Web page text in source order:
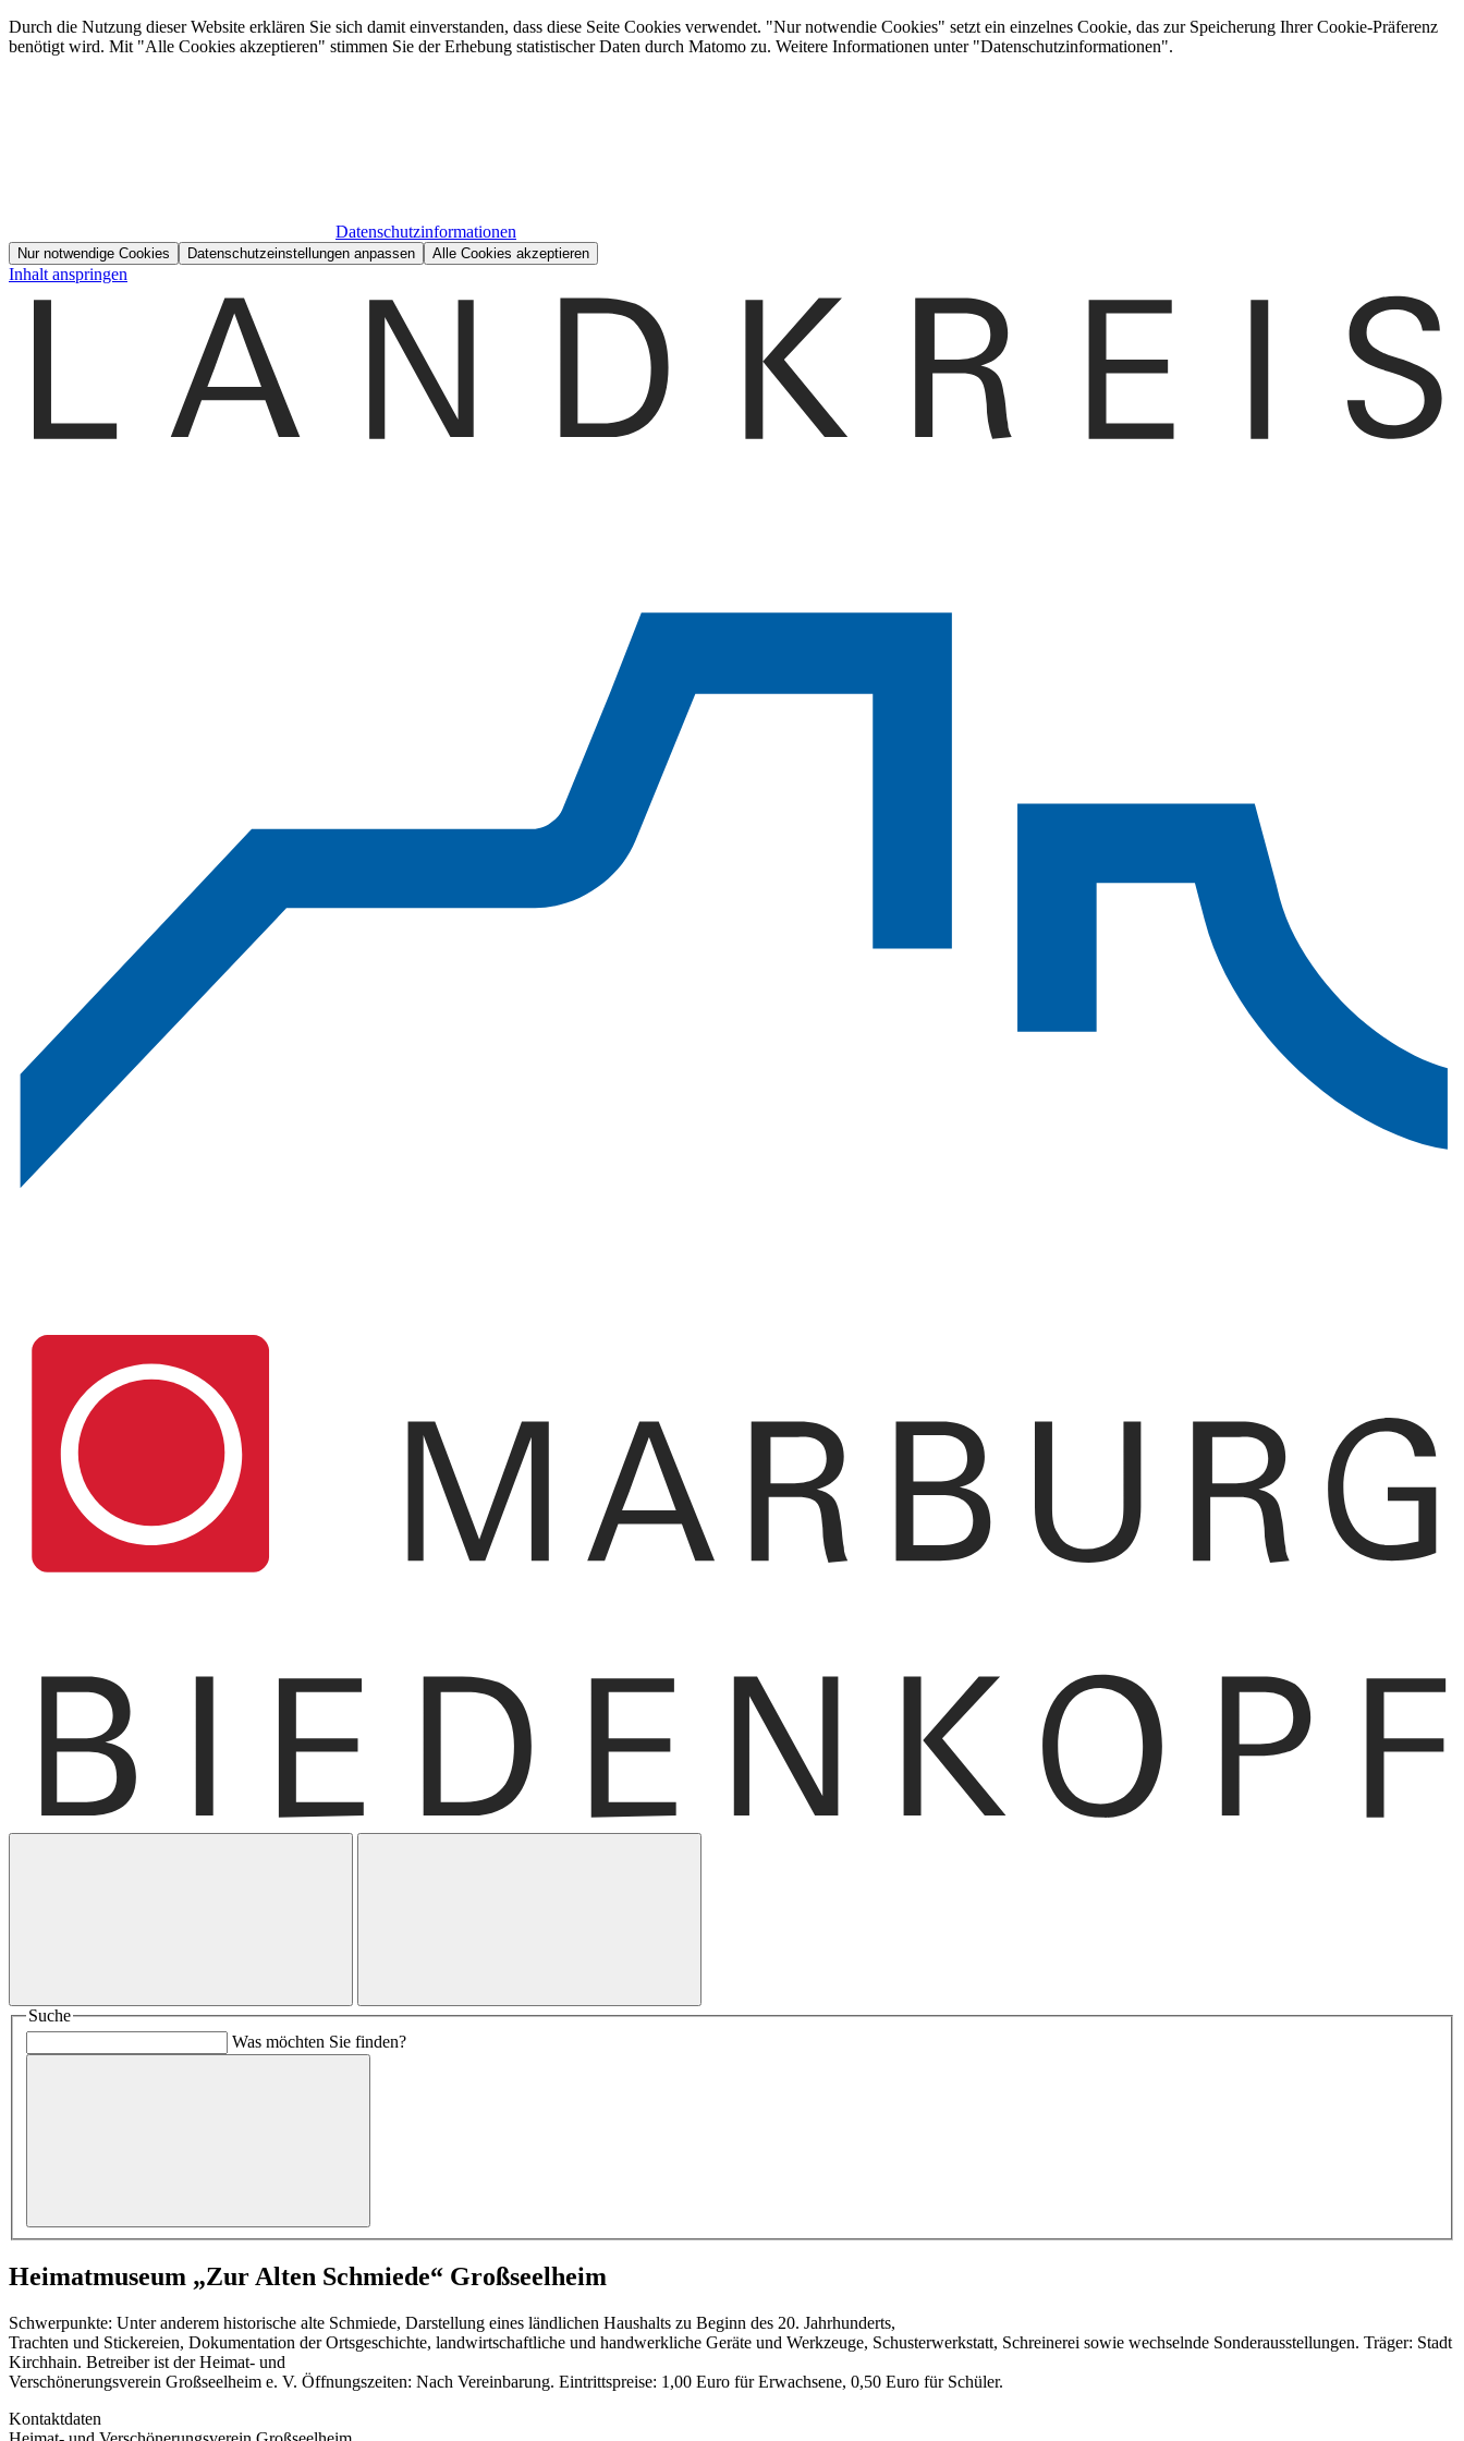
Durch die Nutzung dieser Website erklären Sie sich damit einverstanden, dass diese Seite Cookies verwendet. "Nur notwendie Cookies" setzt ein einzelnes Cookie, das zur Speicherung Ihrer Cookie-Präferenz
benötigt wird. Mit "Alle Cookies akzeptieren" stimmen Sie der Erhebung statistischer Daten durch Matomo zu. Weitere Informationen unter "Datenschutzinformationen".
Datenschutzinformationen
Nur notwendige Cookies Datenschutzeinstellungen anpassen Alle Cookies akzeptieren
Inhalt anspringen
Suche
Was möchten Sie finden?
Heimatmuseum „Zur Alten Schmiede“ Großseelheim
Schwerpunkte: Unter anderem historische alte Schmiede, Darstellung eines ländlichen Haushalts zu Beginn des 20. Jahrhunderts,
Trachten und Stickereien, Dokumentation der Ortsgeschichte, landwirtschaftliche und handwerkliche Geräte und Werkzeuge, Schusterwerkstatt, Schreinerei sowie wechselnde Sonderausstellungen. Träger: Stadt
Kirchhain. Betreiber ist der Heimat- und
Verschönerungsverein Großseelheim e. V. Öffnungszeiten: Nach Vereinbarung. Eintrittspreise: 1,00 Euro für Erwachsene, 0,50 Euro für Schüler.
Kontaktdaten